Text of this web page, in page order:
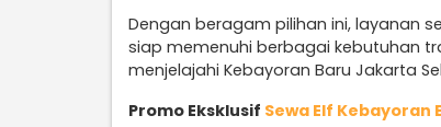
Dengan beragam pilihan ini, layanan
siap memenuhi berbagai kebutuhan
menjelajahi Kebayoran Baru Jakarta
Promo Eksklusif Sewa Elf Kebayoran